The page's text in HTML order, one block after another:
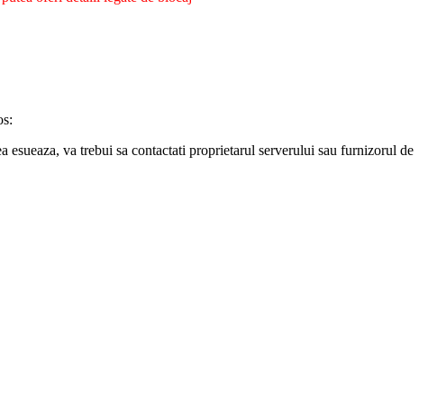
esueaza, va trebui sa contactati proprietarul serverului sau furnizorul de